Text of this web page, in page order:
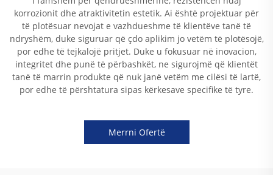
korrozionit dhe atraktivitetin estetik. Ai është projektuar për
të plotësuar nevojat e vazhdueshme të klientëve tanë të
ndryshëm, duke siguruar që çdo aplikim jo vetëm të plotësojë,
por edhe të tejkalojë pritjet. Duke u fokusuar në inovacion,
integritet dhe punë të përbashkët, ne sigurojmë që klientët
tanë të marrin produkte që nuk janë vetëm me cilësi të lartë,
por edhe të përshtatura sipas kërkesave specifike të tyre.
Merrni Ofertë